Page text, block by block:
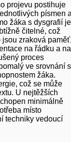
projevu postihuje
písmen
žáka s dysgrafií je
čitelné, což
zraková
na řádku a na
proces
ve srovnání s
žáka.
což se může
U nejtěžších
minimálně
místo
techniky vedoucí